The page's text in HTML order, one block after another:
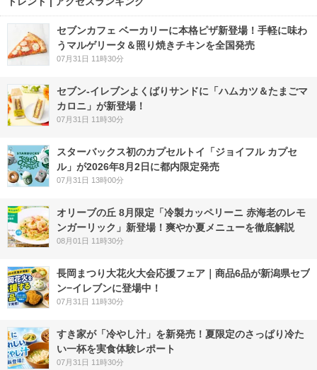
セブンカフェ ベーカリーに本格ピザ新登場！手軽に味わ
うマルゲリータ＆照り焼きチキンを全国発売
07月31日 11時30分
セブン‐イレブンよくばりサンドに「ハムカツ＆たまごマ
カロニ」が新登場！
07月31日 11時30分
スターバックス初のカプセルトイ「ジョイフル カプセ
ル」が2026年8月2日に都内限定発売
07月31日 13時00分
オリーブの丘 8月限定「冷製カッペリーニ 赤海老のレモ
ンガーリック」新登場！爽やか夏メニューを徹底解説
08月01日 11時30分
長岡まつり大花火大会応援フェア｜商品6品が新潟県セブ
ン−イレブンに登場中！
07月31日 11時30分
すき家が「冷やし汁」を新発売！夏限定のさっぱり冷た
い一杯を実食体験レポート
07月31日 11時30分